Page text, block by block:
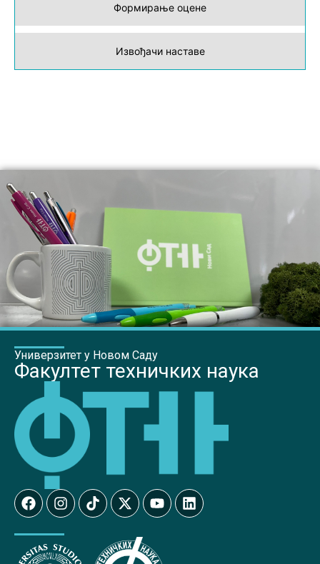
Формирање оцене
Извођачи наставе
Универзитет у Новом Саду
Факултет техничких наука